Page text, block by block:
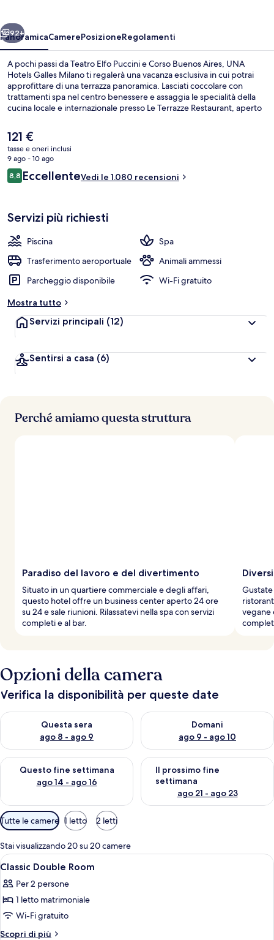
Avanti
92+
PanoramicaCamerePosizioneRegolamenti
A pochi passi da Teatro Elfo Puccini e Corso Buenos Aires, UNA
Hotels Galles Milano ti regalerà una vacanza esclusiva in cui potrai
approfittare di una terrazza panoramica. Lasciati coccolare con
trattamenti spa nel centro benessere e assaggia le specialità della
cucina locale e internazionale presso Le Terrazze Restaurant, aperto
piscina coperta, un bar/lounge e un centro fitness. Le recensioni dei
viaggiatori lodano la vicinanza ai mezzi pubblici: Stazione metro di
Lima è a pochi metri di distanza e Fermata del tram di via Vitruvio si
trova a 6 min a piedi.
Il
prezzo
attuale
è
121 €
121 €
tasse e oneri inclusi
9 ago - 10 ago
Recensioni
8,88,8 su 10
EccellenteVedi le 1.080 recensioni
Servizi più richiesti
Piscina
Spa
Trasferimento aeroportuale
Animali ammessi
Parcheggio disponibile
Wi-Fi gratuito
Mostra tutto
Servizi principali (12)
Sentirsi a casa (6)
Perché amiamo questa struttura
Paradiso del lavoro e del divertimento
Situato in un quartiere commerciale e degli affari,
questo hotel offre un business center aperto 24 ore
su 24 e sale riunioni. Rilassatevi nella spa con servizi
completi e al bar.
Gustate
vegane
Opzioni della camera
Verifica la disponibilità per queste date
Questa sera
ago 8 - ago 9
Verifica la disponibilità per questa sera, ago 8 - ago 9
Domani
ago 9 - ago 10
Verifica la disponibilità per
Questo fine settimana
ago 14 - ago 16
Verifica la disponibilità per questo fine settimana, ago 14 -
Il prossimo fine
settimana
ago 21 - ago 23
Verifica la disponibilità per il
Filtri
disponibili
per
le
camere
Tutte le camere 1 letto 2 letti
Stai visualizzando 20 su 20 camere
Apri
tutte
le
foto
per
Classic
Una camera d'albergo con un letto,
17
Classic Double Room
Per 2 persone
1 letto matrimoniale
Wi-Fi gratuito
Scopri di più
Altri